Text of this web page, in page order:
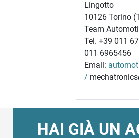
Lingotto
10126 Torino
Team
Tel. +39 011
011 6965456
Email:
/
HAI GIÀ UN